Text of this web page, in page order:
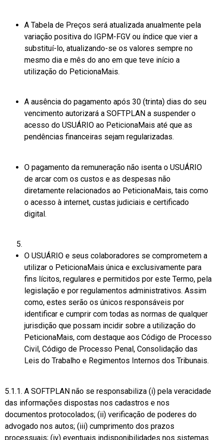
A Tabela de Preços será atualizada anualmente pela
variação positiva do IGPM-FGV ou índice que vier a
substituí-lo, atualizando-se os valores sempre no
mesmo dia e mês do ano em que teve início a
utilização do PeticionaMais.
A ausência do pagamento após 30 (trinta) dias do seu
vencimento autorizará a SOFTPLAN a suspender o
acesso do USUÁRIO ao PeticionaMais até que as
pendências financeiras sejam regularizadas.
O pagamento da remuneração não isenta o USUÁRIO
de arcar com os custos e as despesas não
diretamente relacionados ao PeticionaMais, tais como
o acesso à internet, custas judiciais e certificado
digital.
O USUÁRIO e seus colaboradores se comprometem a
utilizar o PeticionaMais única e exclusivamente para
fins lícitos, regulares e permitidos por este Termo, pela
legislação e por regulamentos administrativos. Assim
como, estes serão os únicos responsáveis por
identificar e cumprir com todas as normas de qualquer
jurisdição que possam incidir sobre a utilização do
PeticionaMais, com destaque aos Código de Processo
Civil, Código de Processo Penal, Consolidação das
Leis do Trabalho e Regimentos Internos dos Tribunais.
5.1.1. A SOFTPLAN não se responsabiliza (i) pela veracidade
das informações dispostas nos cadastros e nos
documentos protocolados; (ii) verificação de poderes do
advogado nos autos; (iii) cumprimento dos prazos
processuais; (iv) eventuais indisponibilidades nos sistemas